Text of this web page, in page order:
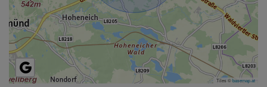
Tiles ©basemap.at